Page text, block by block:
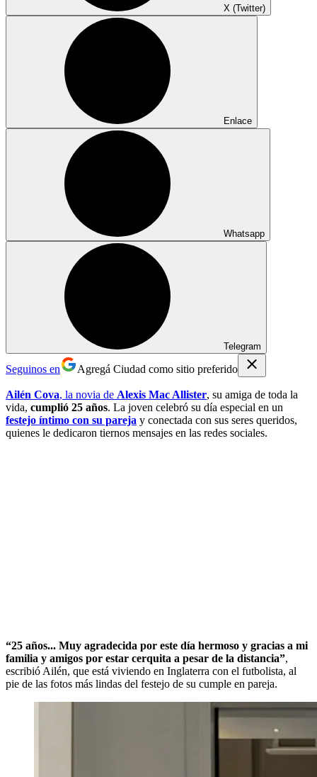
X (Twitter)
Enlace
Whatsapp
Telegram
Seguinos en Agregá Ciudad como sitio preferido
Ailén Cova, la novia de Alexis Mac Allister, su amiga de toda la
vida, cumplió 25 años. La joven celebró su día especial en un
festejo íntimo con su pareja y conectada con sus seres queridos,
quienes le dedicaron tiernos mensajes en las redes sociales.
“25 años... Muy agradecida por este día hermoso y gracias a mi
familia y amigos por estar cerquita a pesar de la distancia”,
escribió Ailén, que está viviendo en Inglaterra con el futbolista, al
pie de las fotos más lindas del festejo de su cumple en pareja.